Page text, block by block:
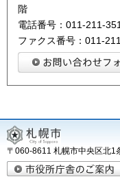
階
電話番号：011-211-
ファクス番号：011-
〒060-8611 札幌市中央区北